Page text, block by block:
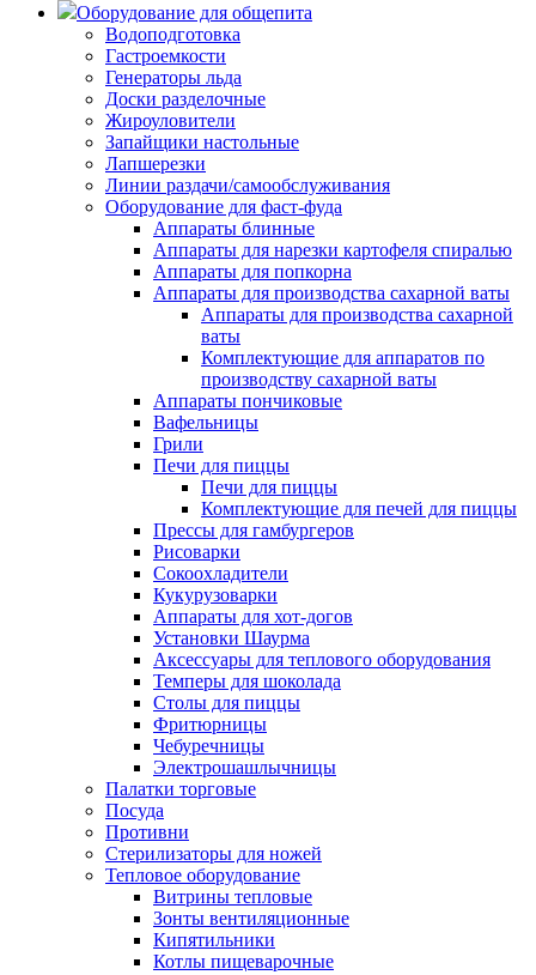
Оборудование для общепита
Водоподготовка
Гастроемкости
Генераторы льда
Доски разделочные
Жироуловители
Запайщики настольные
Лапшерезки
Линии раздачи/самообслуживания
Оборудование для фаст-фуда
Аппараты блинные
Аппараты для нарезки картофеля спиралью
Аппараты для попкорна
Аппараты для производства сахарной ваты
Аппараты для производства сахарной
ваты
Комплектующие для аппаратов по
производству сахарной ваты
Аппараты пончиковые
Вафельницы
Грили
Печи для пиццы
Печи для пиццы
Комплектующие для печей для пиццы
Прессы для гамбургеров
Рисоварки
Сокоохладители
Кукурузоварки
Аппараты для хот-догов
Установки Шаурма
Аксессуары для теплового оборудования
Темперы для шоколада
Столы для пиццы
Фритюрницы
Чебуречницы
Электрошашлычницы
Палатки торговые
Посуда
Противни
Стерилизаторы для ножей
Тепловое оборудование
Витрины тепловые
Зонты вентиляционные
Кипятильники
Котлы пищеварочные